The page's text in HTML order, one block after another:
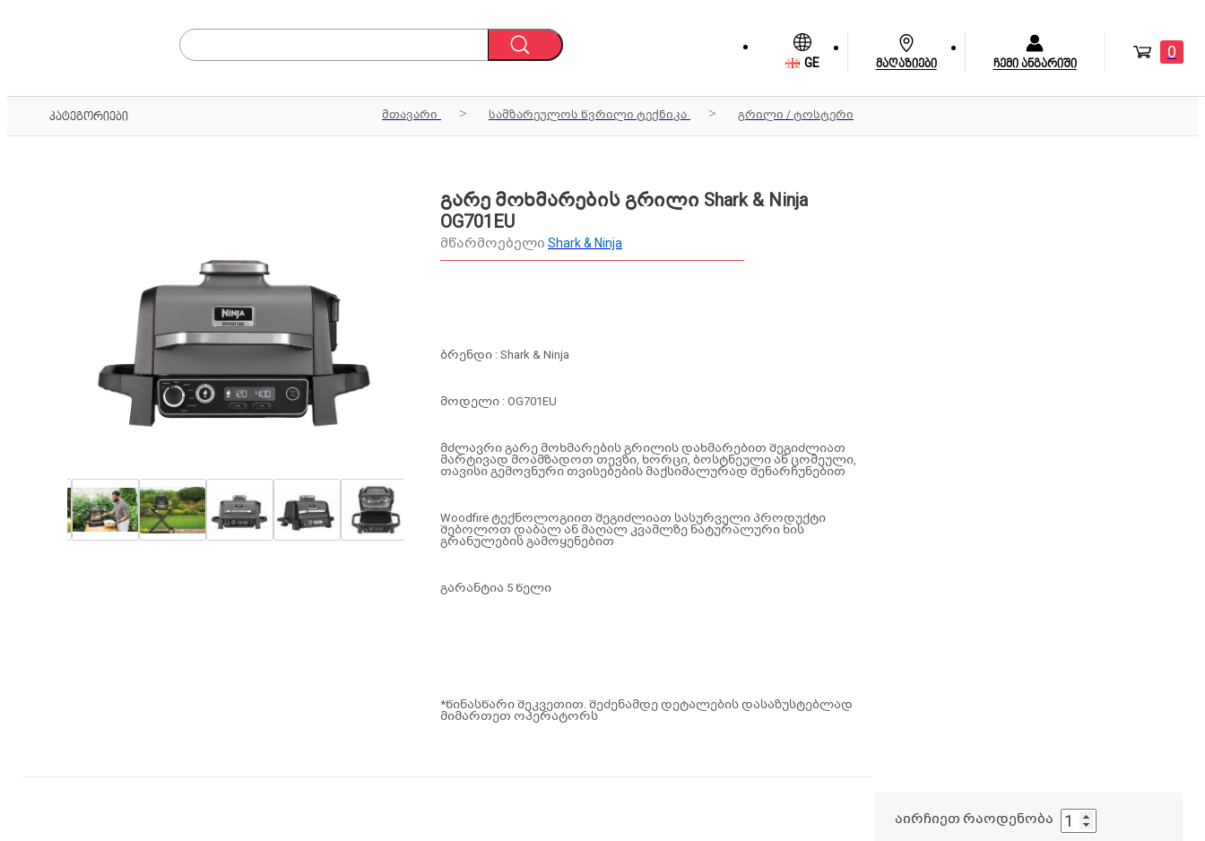
GE მაღაზიები ჩემი ანგარიში
0
კატეგორიები მთავარი სამზარეულოს წვრილი ტექნიკა გრილი / ტოსტერი
გარე მოხმარების გრილი Shark & Ninja
OG701EU
მწარმოებელი Shark & Ninja
ბრენდი : Shark & Ninja
მოდელი : OG701EU
მძლავრი გარე მოხმარების გრილის დახმარებით შეგიძლიათ
მარტივად მოამზადოთ თევზი, ხორცი, ბოსტნეული ან ცომეული,
თავისი გემოვნური თვისებების მაქსიმალურად შენარჩუნებით
Woodfire ტექნოლოგიით შეგიძლიათ სასურველი პროდუქტი
შებოლოთ დაბალ ან მაღალ კვამლზე ნატურალური ხის
გრანულების გამოყენებით
გარანტია 5 წელი
*წინასწარი შეკვეთით. შეძენამდე დეტალების დასაზუსტებლად
მიმართეთ ოპერატორს
აირჩიეთ რაოდენობა